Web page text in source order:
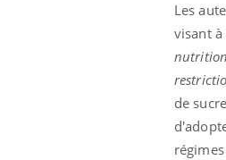
Les
visant
de
Eczéma
préparer pour
L'été arrive… et
rythme de vie !
soleil, activités en